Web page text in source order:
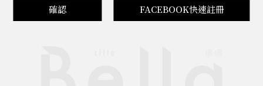
確認 FACEBOOK快速註冊